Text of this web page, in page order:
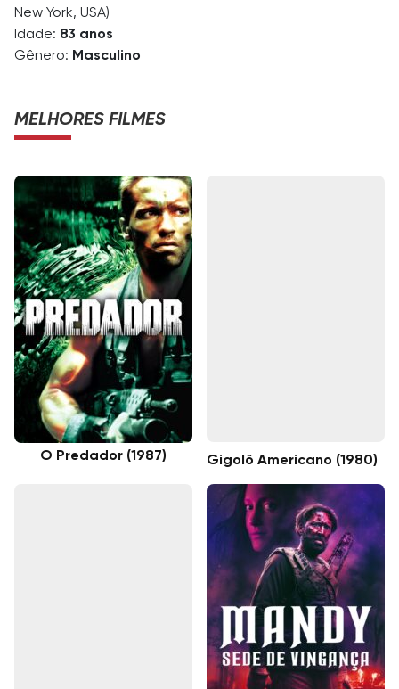
New York, USA)
Idade: 83 anos
Gênero: Masculino
MELHORES FILMES
O Predador (1987) Gigolô Americano (1980)